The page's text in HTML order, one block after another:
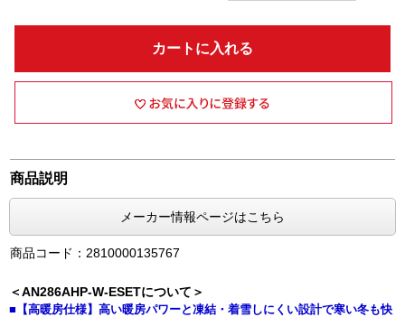
カートに入れる
商品説明
メーカー情報ページはこちら
商品コード：2810000135767
＜AN286AHP-W-ESETについて＞
■【高暖房仕様】高い暖房パワーと凍結・着雪しにくい設計で寒い冬も快